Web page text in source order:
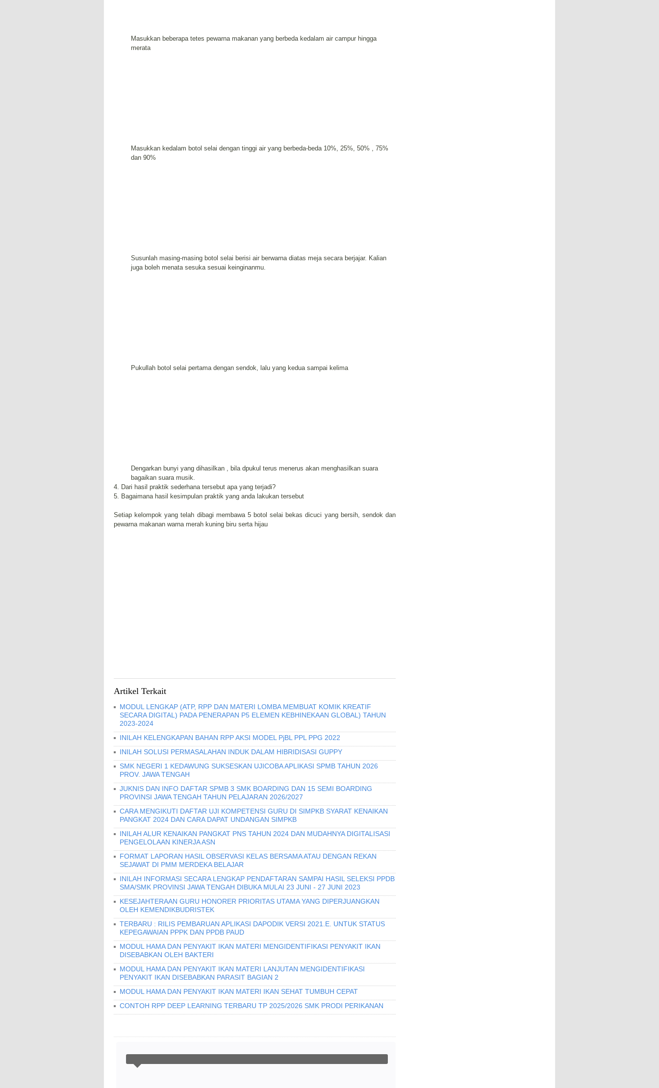
Masukkan beberapa tetes pewarna makanan yang berbeda kedalam air campur hingga
merata
Masukkan kedalam botol selai dengan tinggi air yang berbeda-beda 10%, 25%, 50% , 75%
dan 90%
Susunlah masing-masing botol selai berisi air berwarna diatas meja secara berjajar. Kalian
juga boleh menata sesuka sesuai keinginanmu.
Pukullah botol selai pertama dengan sendok, lalu yang kedua sampai kelima
Dengarkan bunyi yang dihasilkan , bila dpukul terus menerus akan menghasilkan suara
bagaikan suara musik.
4. Dari hasil praktik sederhana tersebut apa yang terjadi?
5. Bagaimana hasil kesimpulan praktik yang anda lakukan tersebut
Setiap kelompok yang telah dibagi membawa 5 botol selai bekas dicuci yang bersih, sendok dan
pewarna makanan warna merah kuning biru serta hijau
Artikel Terkait
MODUL LENGKAP (ATP, RPP DAN MATERI LOMBA MEMBUAT KOMIK KREATIF
SECARA DIGITAL) PADA PENERAPAN P5 ELEMEN KEBHINEKAAN GLOBAL) TAHUN
2023-2024
INILAH KELENGKAPAN BAHAN RPP AKSI MODEL PjBL PPL PPG 2022
INILAH SOLUSI PERMASALAHAN INDUK DALAM HIBRIDISASI GUPPY
SMK NEGERI 1 KEDAWUNG SUKSESKAN UJICOBA APLIKASI SPMB TAHUN 2026
PROV. JAWA TENGAH
JUKNIS DAN INFO DAFTAR SPMB 3 SMK BOARDING DAN 15 SEMI BOARDING
PROVINSI JAWA TENGAH TAHUN PELAJARAN 2026/2027
CARA MENGIKUTI DAFTAR UJI KOMPETENSI GURU DI SIMPKB SYARAT KENAIKAN
PANGKAT 2024 DAN CARA DAPAT UNDANGAN SIMPKB
INILAH ALUR KENAIKAN PANGKAT PNS TAHUN 2024 DAN MUDAHNYA DIGITALISASI
PENGELOLAAN KINERJA ASN
FORMAT LAPORAN HASIL OBSERVASI KELAS BERSAMA ATAU DENGAN REKAN
SEJAWAT DI PMM MERDEKA BELAJAR
INILAH INFORMASI SECARA LENGKAP PENDAFTARAN SAMPAI HASIL SELEKSI PPDB
SMA/SMK PROVINSI JAWA TENGAH DIBUKA MULAI 23 JUNI - 27 JUNI 2023
KESEJAHTERAAN GURU HONORER PRIORITAS UTAMA YANG DIPERJUANGKAN
OLEH KEMENDIKBUDRISTEK
TERBARU : RILIS PEMBARUAN APLIKASI DAPODIK VERSI 2021.E. UNTUK STATUS
KEPEGAWAIAN PPPK DAN PPDB PAUD
MODUL HAMA DAN PENYAKIT IKAN MATERI MENGIDENTIFIKASI PENYAKIT IKAN
DISEBABKAN OLEH BAKTERI
MODUL HAMA DAN PENYAKIT IKAN MATERI LANJUTAN MENGIDENTIFIKASI
PENYAKIT IKAN DISEBABKAN PARASIT BAGIAN 2
MODUL HAMA DAN PENYAKIT IKAN MATERI IKAN SEHAT TUMBUH CEPAT
CONTOH RPP DEEP LEARNING TERBARU TP 2025/2026 SMK PRODI PERIKANAN